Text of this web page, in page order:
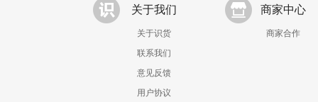
关于我们
关于识货
联系我们
意见反馈
用户协议
商家中心
商家合作